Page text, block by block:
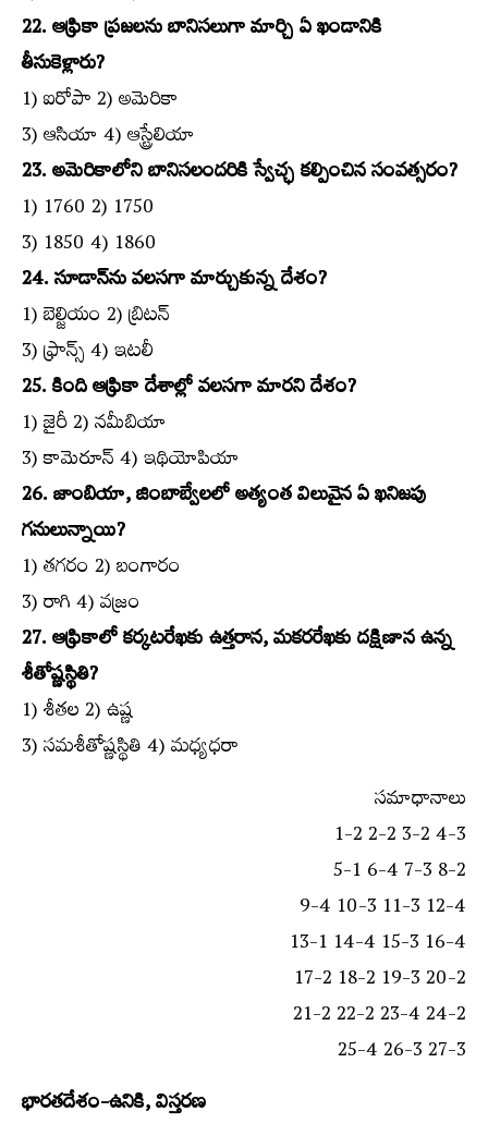
22. ఆఫ్రికా ప్రజలను బానిసలుగా మార్చి ఏ ఖండానికి
తీసుకెళ్లారు?
1) ఐరోపా 2) అమెరికా
3) ఆసియా 4) ఆస్ట్రేలియా
23. అమెరికాలోని బానిసలందరికి స్వేచ్ఛ కల్పించిన సంవత్సరం?
1) 1760 2) 1750
3) 1850 4) 1860
24. సూడాన్‌ను వలసగా మార్చుకున్న దేశం?
1) బెల్జియం 2) బ్రిటన్‌
3) ఫ్రాన్స్‌ 4) ఇటలీ
25. కింది ఆఫ్రికా దేశాల్లో వలసగా మారని దేశం?
1) జైరీ 2) నమీబియా
3) కామెరూన్‌ 4) ఇథియోపియా
26. జాంబియా, జింబాబ్వేలలో అత్యంత విలువైన ఏ ఖనిజపు
గనులున్నాయి?
1) తగరం 2) బంగారం
3) రాగి 4) వజ్రం
27. ఆఫ్రికాలో కర్కటరేఖకు ఉత్తరాన, మకరరేఖకు దక్షిణాన ఉన్న
శీతోష్ణస్థితి?
1) శీతల 2) ఉష్ణ
3) సమశీతోష్ణస్థితి 4) మధ్యధరా
సమాధానాలు
1-2 2-2 3-2 4-3
5-1 6-4 7-3 8-2
9-4 10-3 11-3 12-4
13-1 14-4 15-3 16-4
17-2 18-2 19-3 20-2
21-2 22-2 23-4 24-2
25-4 26-3 27-3
భారతదేశం-ఉనికి, విస్తరణ